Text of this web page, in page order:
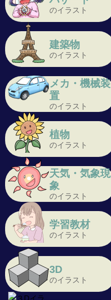
のイラスト
建築物
のイラスト
メカ・機械装
置
のイラスト
植物
のイラスト
天気・気象現
象
のイラスト
学習教材
のイラスト
3D
のイラスト